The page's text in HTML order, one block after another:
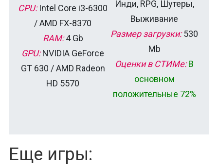
CPU:Intel Core i3-6300
/ AMD FX-8370
RAM:4 Gb
GPU:NVIDIA GeForce
GT 630 / AMD Radeon
HD 5570
Инди, RPG, Шутеры,
Выживание
Размер загрузки:530
Mb
Оценки в СТИМе: В
основном
положительные 72%
Еще игры: